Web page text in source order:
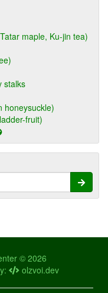
maple, Ku-jin tea)
stalks
honeysuckle)
fruit)
© 2026
olzvoi.dev